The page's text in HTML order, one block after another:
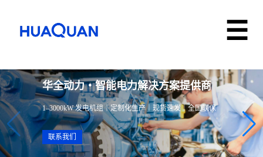
华全动力・智能电力解决方案提供商
1–3000kW 发电机组｜定制化生产｜现货速发｜全国联保
联系我们